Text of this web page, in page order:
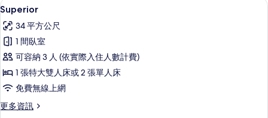
顯
示
Superior
的
所
有
相
片
5
Superior
34 平方公尺
1 間臥室
可容納 3 人 (依實際入住人數計費)
1 張特大雙人床或 2 張單人床
免費無線上網
更多資訊
更